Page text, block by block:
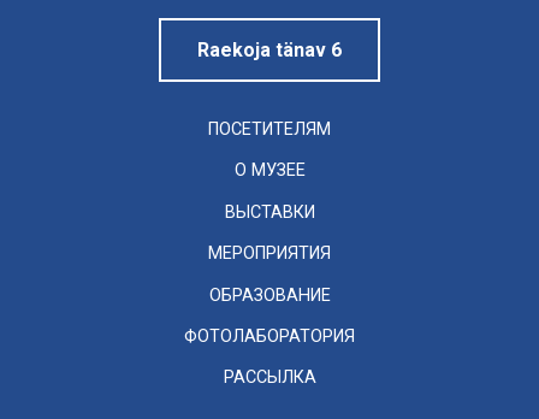
Raekoja tänav 6
ПОСЕТИТЕЛЯМ
О МУЗЕЕ
ВЫСТАВКИ
МЕРОПРИЯТИЯ
ОБРАЗОВАНИЕ
ФОТОЛАБОРАТОРИЯ
РАССЫЛКА